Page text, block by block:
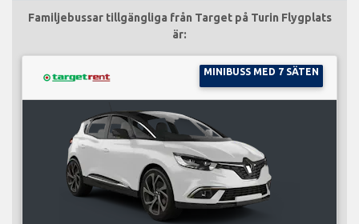
Familjebussar tillgängliga från Target på Turin Flygplats
är:
MINIBUSS MED 7 SÄTEN